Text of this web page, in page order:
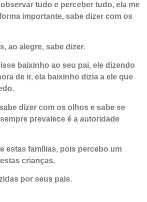
tudo e perceber tudo, ela me
importante, sabe dizer com os
ao alegre, sabe dizer.
baixinho ao seu pai, ele dizendo
de ir, ela baixinho dizia a ele que
dizer com os olhos e sabe se
prevalece é a autoridade
estas famílias, pois percebo um
crianças.
por seus pais.